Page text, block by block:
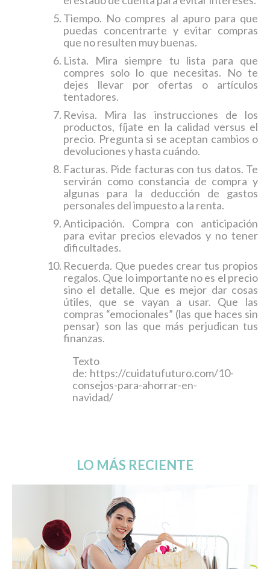
Tiempo. No compres al apuro para que
puedas concentrarte y evitar compras
que no resulten muy buenas.
Lista. Mira siempre tu lista para que
compres solo lo que necesitas. No te
dejes llevar por ofertas o artículos
tentadores.
Revisa. Mira las instrucciones de los
productos, fíjate en la calidad versus el
precio. Pregunta si se aceptan cambios o
devoluciones y hasta cuándo.
Facturas. Pide facturas con tus datos. Te
servirán como constancia de compra y
algunas para la deducción de gastos
personales del impuesto a la renta.
Anticipación. Compra con anticipación
para evitar precios elevados y no tener
dificultades.
Recuerda. Que puedes crear tus propios
regalos. Que lo importante no es el precio
sino el detalle. Que es mejor dar cosas
útiles, que se vayan a usar. Que las
compras “emocionales” (las que haces sin
pensar) son las que más perjudican tus
finanzas.
Texto
de: https://cuidatufuturo.com/10-
consejos-para-ahorrar-en-
navidad/
LO MÁS RECIENTE